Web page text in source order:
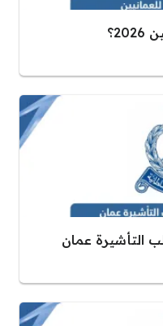
التأشيرة عمان